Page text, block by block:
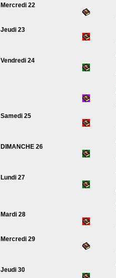
Mercredi 22
Jeudi 23
Vendredi 24
Samedi 25
DIMANCHE 26
Lundi 27
Mardi 28
Mercredi 29
Jeudi 30